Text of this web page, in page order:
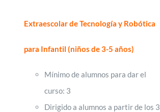
Extraescolar de Tecnología y Robótica
para Infantil(niños de 3-5 años)
Mínimo de alumnos para dar el
curso: 3
Dirigido a alumnos a partir de los 3